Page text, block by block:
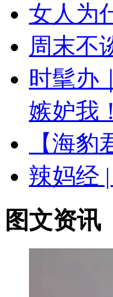
女人为
周末不
时髦办
嫉妒我！
【海
辣妈经
图文资讯